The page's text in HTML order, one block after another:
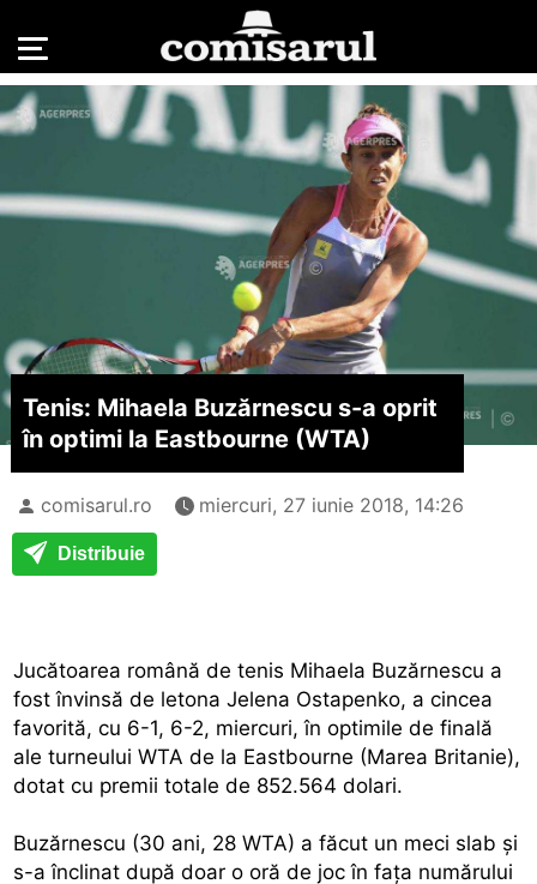
Tenis: Mihaela Buzărnescu s-a oprit
în optimi la Eastbourne (WTA)
comisarul.ro miercuri, 27 iunie 2018, 14:26
Distribuie
Jucătoarea română de tenis Mihaela Buzărnescu a
fost învinsă de letona Jelena Ostapenko, a cincea
favorită, cu 6-1, 6-2, miercuri, în optimile de finală
ale turneului WTA de la Eastbourne (Marea Britanie),
dotat cu premii totale de 852.564 dolari.
Buzărnescu (30 ani, 28 WTA) a făcut un meci slab şi
s-a înclinat după doar o oră de joc în faţa numărului